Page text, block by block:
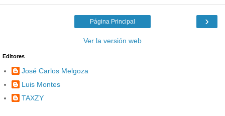
›
Página Principal
Ver la versión web
Editores
José Carlos Melgoza
Luis Montes
TAXZY